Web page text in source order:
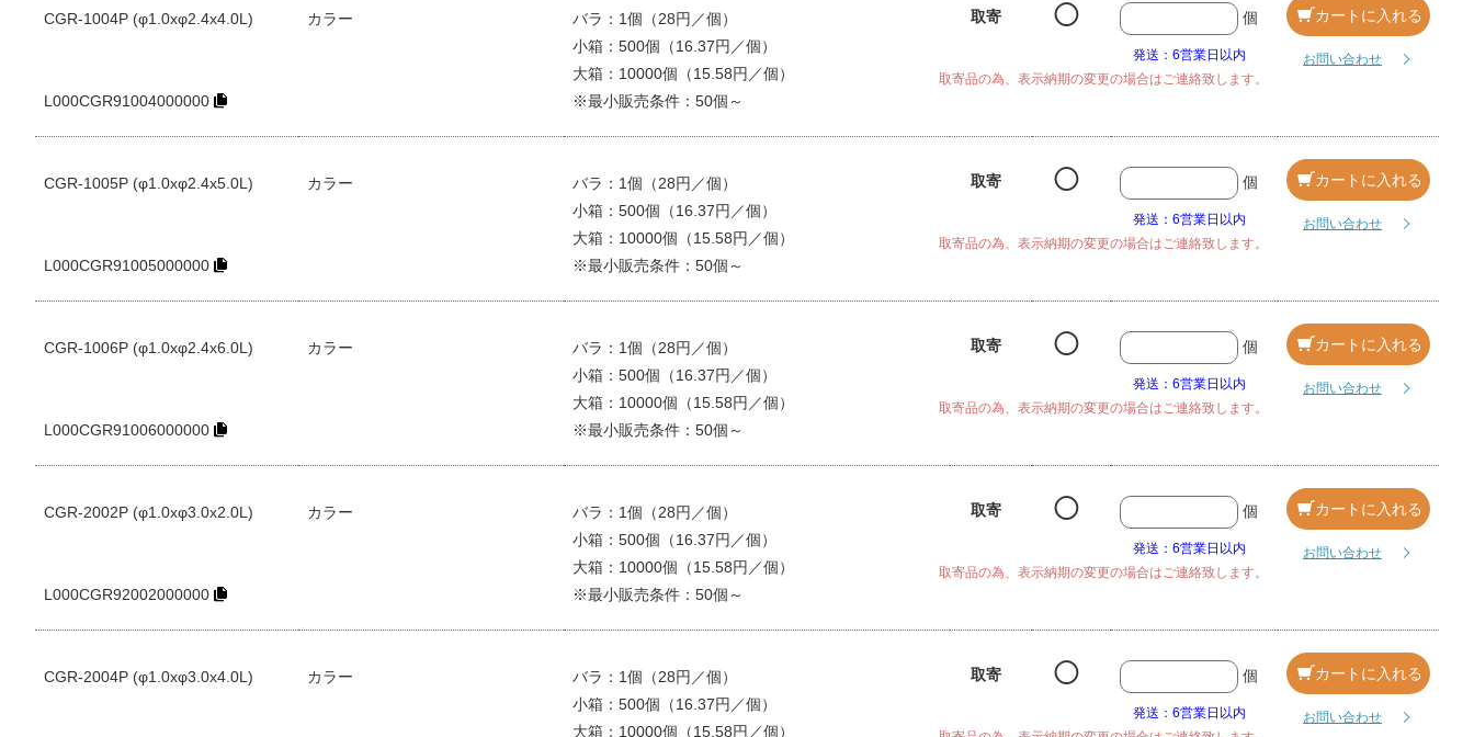
CGR-1004P (φ1.0xφ2.4x4.0L)
L000CGR91004000000
カラー
バラ：1個（28円／個）
小箱：500個（16.37円／個）
大箱：10000個（15.58円／個）
※最小販売条件：50個～
取寄 ◯ 個
発送：6営業日以内
取寄品の為、表示納期の変更の場合はご連絡致します。
カートに入れる
お問い合わせ
CGR-1005P (φ1.0xφ2.4x5.0L)
L000CGR91005000000
カラー
バラ：1個（28円／個）
小箱：500個（16.37円／個）
大箱：10000個（15.58円／個）
※最小販売条件：50個～
取寄 ◯ 個
発送：6営業日以内
取寄品の為、表示納期の変更の場合はご連絡致します。
カートに入れる
お問い合わせ
CGR-1006P (φ1.0xφ2.4x6.0L)
L000CGR91006000000
カラー
バラ：1個（28円／個）
小箱：500個（16.37円／個）
大箱：10000個（15.58円／個）
※最小販売条件：50個～
取寄 ◯ 個
発送：6営業日以内
取寄品の為、表示納期の変更の場合はご連絡致します。
カートに入れる
お問い合わせ
CGR-2002P (φ1.0xφ3.0x2.0L)
L000CGR92002000000
カラー
バラ：1個（28円／個）
小箱：500個（16.37円／個）
大箱：10000個（15.58円／個）
※最小販売条件：50個～
取寄 ◯ 個
発送：6営業日以内
取寄品の為、表示納期の変更の場合はご連絡致します。
カートに入れる
お問い合わせ
CGR-2004P (φ1.0xφ3.0x4.0L) カラー
バラ：1個（28円／個）
小箱：500個（16.37円／個）
大箱：10000個（15.58円／個）
取寄 ◯ 個
発送：6営業日以内
カートに入れる
お問い合わせ